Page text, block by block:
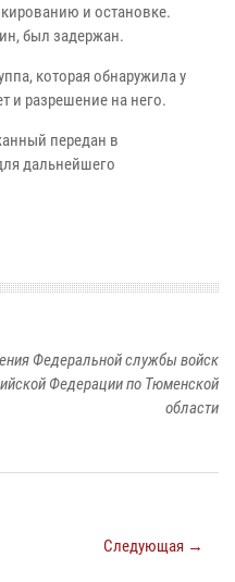
и остановке.
был задержан.
которая обнаружила у
и разрешение на него.
передан в
дальнейшего
Федеральной службы войск
Федерации по Тюменской
области
Следующая →